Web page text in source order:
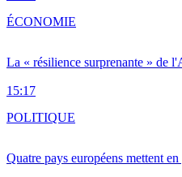
La « résilience surprenante » de
15:17
ÉCONOMIE
Quatre pays européens mettent
POLITIQUE